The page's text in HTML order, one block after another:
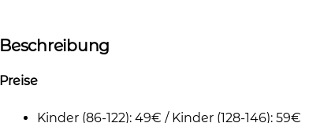
Beschreibung
Preise
Kinder (86-122): 49€ / Kinder (128-146): 59€